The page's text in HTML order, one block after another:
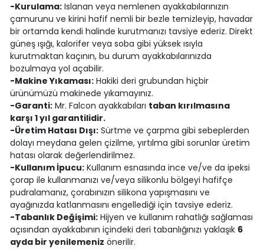
-Kurulama:Islanan veya nemlenen ayakkabılarınızın
çamurunu ve kirini hafif nemli bir bezle temizleyip, havadar
bir ortamda kendi halinde kurutmanızı tavsiye ederiz. Direkt
güneş ışığı, kalorifer veya soba gibi yüksek ısıyla
kurutmaktan kaçının, bu durum ayakkabılarınızda
bozulmaya yol açabilir.
-Makine Yıkaması:Hakiki deri grubundan hiçbir
ürünümüzü makinede yıkamayınız.
-Garanti:Mr. Falcon ayakkabıları taban kırılmasına
karşı 1 yıl garantilidir.
-Üretim Hatası Dışı:Sürtme ve çarpma gibi sebeplerden
dolayı meydana gelen çizilme, yırtılma gibi sorunlar üretim
hatası olarak değerlendirilmez.
-Kullanım İpucu:Kullanım esnasında ince ve/ve da ipeksi
çorap ile kullanmanızı ve/veya silikonlu bölgeyi hafifçe
pudralamanız, çorabınızın silikona yapışmasını ve
ayağınızda katlanmasını engellediği için tavsiye ederiz.
-Tabanlık Değişimi:Hijyen ve kullanım rahatlığı sağlaması
açısından ayakkabının içindeki deri tabanlığınızı yaklaşık 6
ayda bir yenilemeniz önerilir.